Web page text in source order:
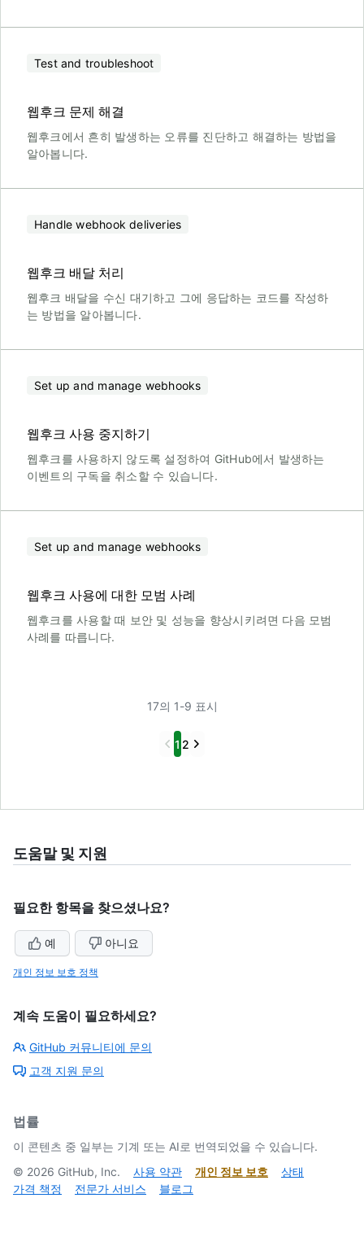
Test and troubleshoot
웹후크 문제 해결
웹후크에서 흔히 발생하는 오류를 진단하고 해결하는 방법을
알아봅니다.
Handle webhook deliveries
웹후크 배달 처리
웹후크 배달을 수신 대기하고 그에 응답하는 코드를 작성하
는 방법을 알아봅니다.
Set up and manage webhooks
웹후크 사용 중지하기
웹후크를 사용하지 않도록 설정하여 GitHub에서 발생하는
이벤트의 구독을 취소할 수 있습니다.
Set up and manage webhooks
웹후크 사용에 대한 모범 사례
웹후크를 사용할 때 보안 및 성능을 향상시키려면 다음 모범
사례를 따릅니다.
17의 1-9 표시
Previous
1 2 Next
도움말 및 지원
필요한 항목을 찾으셨나요?
예 아니요
개인 정보 보호 정책
계속 도움이 필요하세요?
GitHub 커뮤니티에 문의
고객 지원 문의
법률
이 콘텐츠 중 일부는 기계 또는 AI로 번역되었을 수 있습니다.
© 2026 GitHub, Inc. 사용 약관 개인 정보 보호
상태
가격 책정
전문가 서비스 블로그